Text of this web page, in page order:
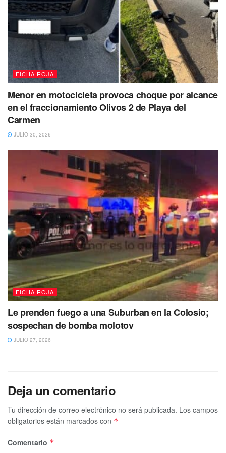
FICHA ROJA
Menor en motocicleta provoca choque por alcance
en el fraccionamiento Olivos 2 de Playa del
Carmen
JULIO 30, 2026
FICHA ROJA
Le prenden fuego a una Suburban en la Colosio;
sospechan de bomba molotov
JULIO 27, 2026
Deja un comentario
Tu dirección de correo electrónico no será publicada. Los campos
obligatorios están marcados con *
Comentario *